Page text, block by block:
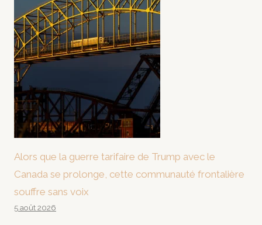
Alors que la guerre tarifaire de Trump avec le
Canada se prolonge, cette communauté frontalière
souffre sans voix
5 août 2026